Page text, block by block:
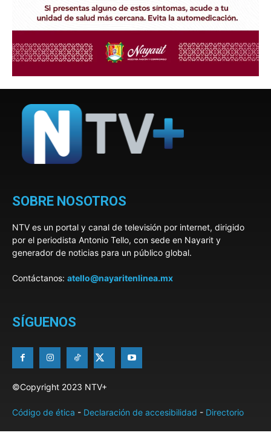
SOBRE NOSOTROS
NTV es un portal y canal de televisión por internet, dirigido
por el periodista Antonio Tello, con sede en Nayarit y
generador de noticias para un público global.
Contáctanos: atello@nayaritenlinea.mx
SÍGUENOS
©Copyright 2023 NTV+
Código de ética - Declaración de accesibilidad - Directorio